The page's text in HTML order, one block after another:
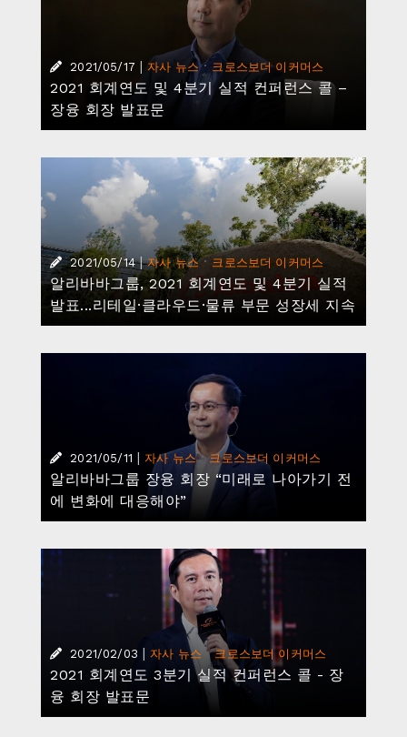
2021/05/17 자사 뉴스· 크로스보더 이커머스
2021 회계연도 및 4분기 실적 컨퍼런스 콜 –
장융 회장 발표문
2021/05/14 | 자사 뉴스· 크로스보더 이커머스
알리바바그룹, 2021 회계연도 및 4분기 실적
발표...리테일·클라우드·물류 부문 성장세 지속
2021/05/11 자사 뉴스·크로스보더 이커머스
알리바바그룹 장융 회장 “미래로 나아가기 전
에 변화에 대응해야”
2021/02/03 자사 뉴스 ·크로스보더 이커머스
2021 회계연도 3분기 실적 컨퍼런스 콜 - 장
융 회장 발표문